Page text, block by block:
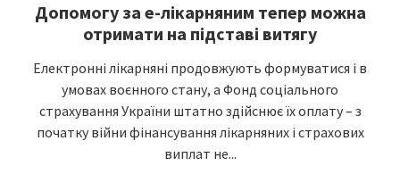
Допомогу за е-лікарняним тепер можна
отримати на підставі витягу
Електронні лікарняні продовжують формуватися і в
умовах воєнного стану, а Фонд соціального
страхування України штатно здійснює їх оплату – з
початку війни фінансування лікарняних і страхових
виплат не...